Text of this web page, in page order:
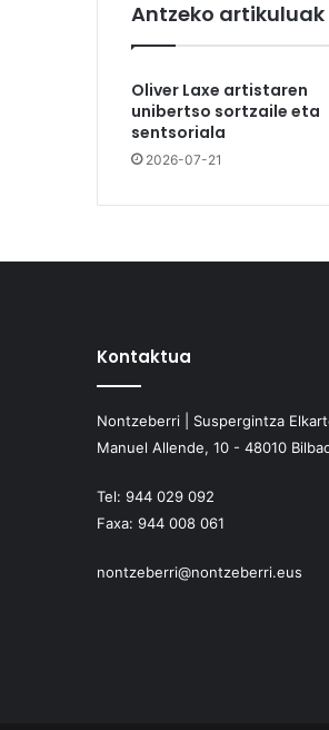
Antzeko artikuluak
Oliver Laxe artistaren
unibertso sortzaile eta
sentsoriala
2026-07-21
Kontaktua
Nontzeberri | Suspergintza
Manuel Allende, 10 - 48010
Tel: 944 029 092
Faxa: 944 008 061
nontzeberri@nontzeberri.eus